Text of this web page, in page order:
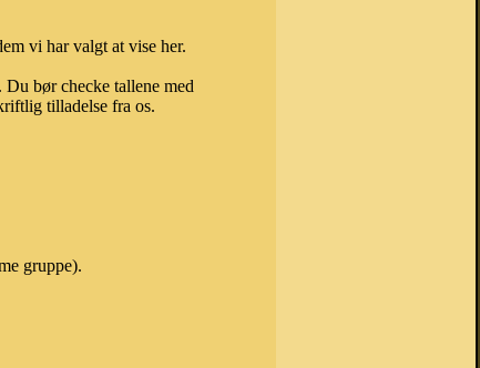
vi har valgt at vise her.
bør checke tallene med
tilladelse fra os.
gruppe).